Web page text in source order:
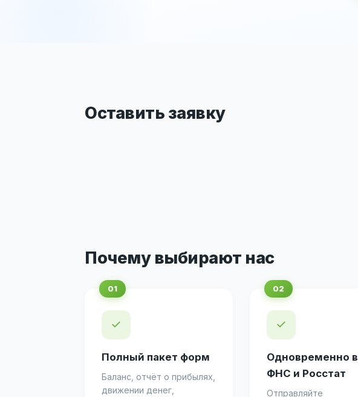
Оставить заявку
Почему выбирают нас
✓
Полный пакет форм
Баланс, отчёт о прибылях,
движении денег,
✓
Одновременно в
ФНС и Росстат
Отправляйте